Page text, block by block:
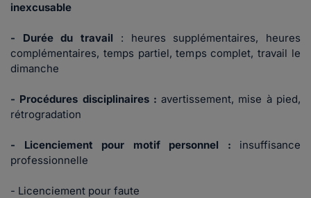
inexcusable
- Durée du travail : heures supplémentaires, heures
complémentaires, temps partiel, temps complet, travail le
dimanche
- Procédures disciplinaires : avertissement, mise à pied,
rétrogradation
- Licenciement pour motif personnel : insuffisance
professionnelle
- Licenciement pour faute